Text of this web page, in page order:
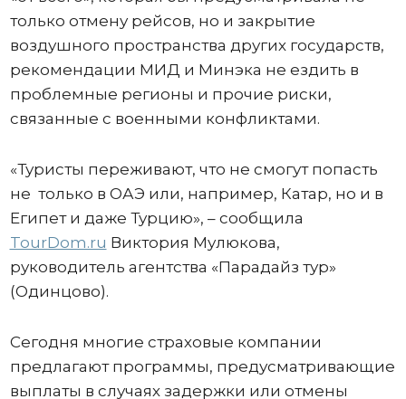
только отмену рейсов, но и закрытие
воздушного пространства других государств,
рекомендации МИД и Минэка не ездить в
проблемные регионы и прочие риски,
связанные с военными конфликтами.
«Туристы переживают, что не смогут попасть
не только в ОАЭ или, например, Катар, но и в
Египет и даже Турцию», – сообщила
TourDom.ru Виктория Мулюкова,
руководитель агентства «Парадайз тур»
(Одинцово).
Сегодня многие страховые компании
предлагают программы, предусматривающие
выплаты в случаях задержки или отмены